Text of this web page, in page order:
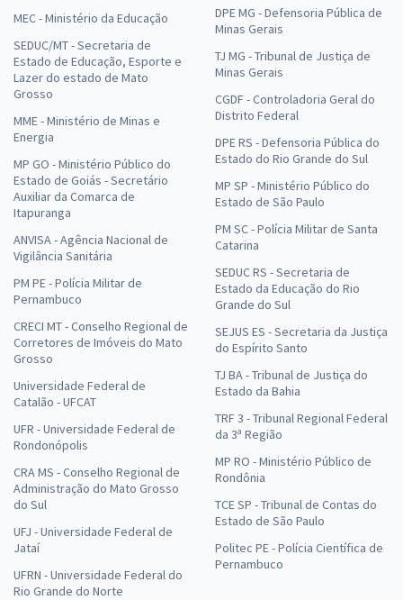
MEC - Ministério da Educação
SEDUC/MT - Secretaria de
Estado de Educação, Esporte e
Lazer do estado de Mato
Grosso
MME - Ministério de Minas e
Energia
MP GO - Ministério Público do
Estado de Goiás - Secretário
Auxiliar da Comarca de
Itapuranga
ANVISA - Agência Nacional de
Vigilância Sanitária
PM PE - Polícia Militar de
Pernambuco
CRECI MT - Conselho Regional de
Corretores de Imóveis do Mato
Grosso
Universidade Federal de
Catalão - UFCAT
UFR - Universidade Federal de
Rondonópolis
CRA MS - Conselho Regional de
Administração do Mato Grosso
do Sul
UFJ - Universidade Federal de
Jataí
UFRN - Universidade Federal do
Rio Grande do Norte
DPE MG - Defensoria Pública de
Minas Gerais
TJ MG - Tribunal de Justiça de
Minas Gerais
CGDF - Controladoria Geral do
Distrito Federal
DPE RS - Defensoria Pública do
Estado do Rio Grande do Sul
MP SP - Ministério Público do
Estado de São Paulo
PM SC - Polícia Militar de Santa
Catarina
SEDUC RS - Secretaria de
Estado da Educação do Rio
Grande do Sul
SEJUS ES - Secretaria da Justiça
do Espírito Santo
TJ BA - Tribunal de Justiça do
Estado da Bahia
TRF 3 - Tribunal Regional Federal
da 3ª Região
MP RO - Ministério Público de
Rondônia
TCE SP - Tribunal de Contas do
Estado de São Paulo
Politec PE - Polícia Científica de
Pernambuco